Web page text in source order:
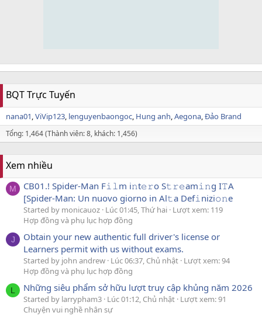
BQT Trực Tuyến
nana01 ViVip123 lenguyenbaongoc Hung anh Aegona Đảo Brand
Tổng: 1,464 (Thành viên: 8, khách: 1,456)
Xem nhiều
M
CB01.! Spider-Man F𝚒𝚕m i𝚗t𝚎𝚛o S𝚝𝚛𝚎am𝚒𝚗g I𝚃A
[Spider-Man: Un nuovo giorno in Al𝚝a Def𝚒nizi𝚘𝚗e
Started by monicauoz Lúc 01:45, Thứ hai Lượt xem: 119
Hợp đồng và phụ lục hợp đồng
J
Obtain your new authentic full driver's license or
Learners permit with us without exams.
Started by john andrew Lúc 06:37, Chủ nhật Lượt xem: 94
Hợp đồng và phụ lục hợp đồng
L Những siêu phẩm sở hữu lượt truy cập khủng năm 2026
Started by larrypham3 Lúc 01:12, Chủ nhật Lượt xem: 91
Chuyện vui nghề nhân sự